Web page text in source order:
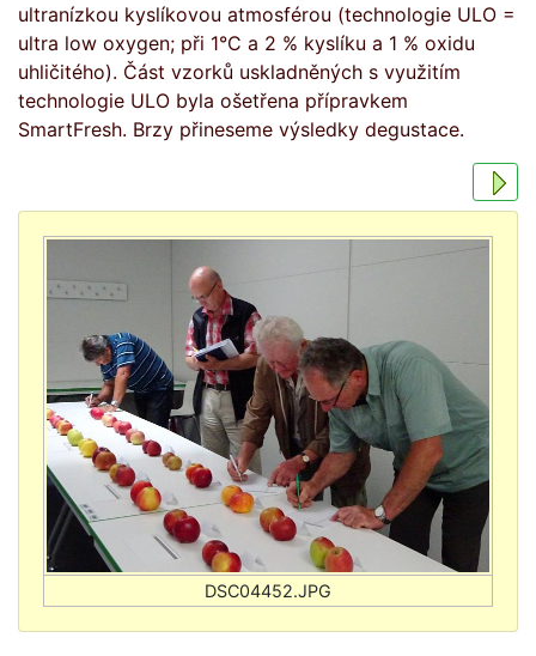
ultranízkou kyslíkovou atmosférou (technologie ULO =
ultra low oxygen; při 1°C a 2 % kyslíku a 1 % oxidu
uhličitého). Část vzorků uskladněných s využitím
technologie ULO byla ošetřena přípravkem
SmartFresh. Brzy přineseme výsledky degustace.